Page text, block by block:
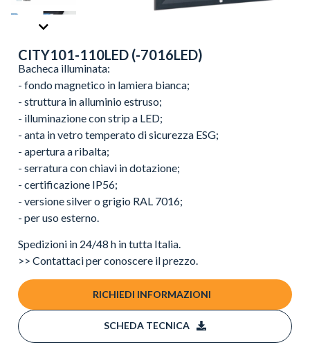
CITY101-110LED (-7016LED)
Bacheca illuminata:
- fondo magnetico in lamiera bianca;
- struttura in alluminio estruso;
- illuminazione con strip a LED;
- anta in vetro temperato di sicurezza ESG;
- apertura a ribalta;
- serratura con chiavi in dotazione;
- certificazione IP56;
- versione silver o grigio RAL 7016;
- per uso esterno.
Spedizioni in 24/48 h in tutta Italia.
>> Contattaci per conoscere il prezzo.
RICHIEDI INFORMAZIONI
SCHEDA TECNICA